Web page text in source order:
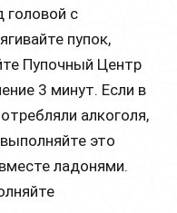
головой с
пупок,
Пупочный Центр
3 минут. Если в
алкоголя,
это
ладонями.